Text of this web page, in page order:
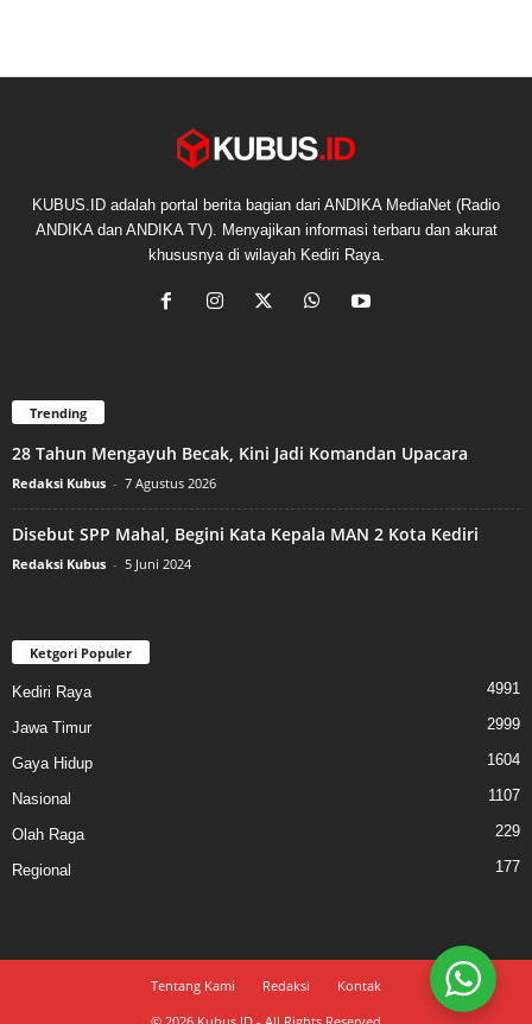
KUBUS.ID adalah portal berita bagian dari ANDIKA MediaNet (Radio
ANDIKA dan ANDIKA TV). Menyajikan informasi terbaru dan akurat
khususnya di wilayah Kediri Raya.
Trending
28 Tahun Mengayuh Becak, Kini Jadi Komandan Upacara
Redaksi Kubus - 7 Agustus 2026
Disebut SPP Mahal, Begini Kata Kepala MAN 2 Kota Kediri
Redaksi Kubus - 5 Juni 2024
Ketgori Populer
Kediri Raya 4991
Jawa Timur 2999
Gaya Hidup 1604
Nasional 1107
Olah Raga 229
Regional 177
Tentang Kami Redaksi
Kontak